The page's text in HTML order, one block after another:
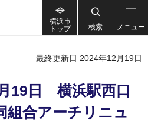
横浜市
トップ
検索 メニュー
最終更新日 2024年12月19日
19日 横浜駅西口
組合アーチリニュ